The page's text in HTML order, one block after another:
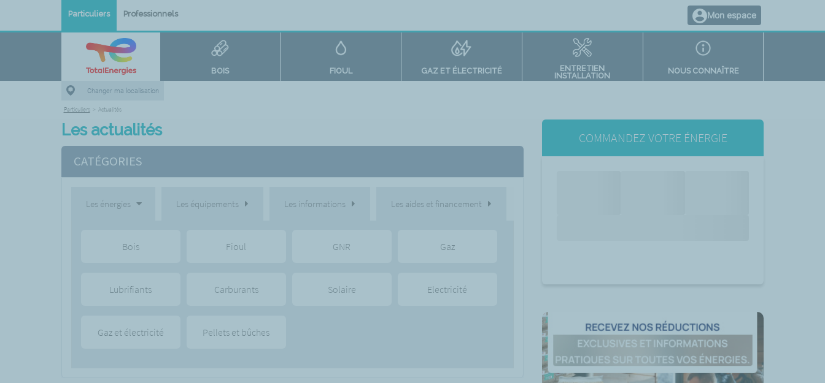
Particuliers Professionnels Mon espace
BOIS FIOUL GAZ ET ÉLECTRICITÉ
ENTRETIEN
INSTALLATION
NOUS CONNAÎTRE
Changer ma localisation
Particuliers > Actualités
Les actualités
CATÉGORIES
Les énergies Les équipements Les informations Les aides et financement
Bois Fioul GNR Gaz
Lubrifiants Carburants Solaire Electricité
Gaz et électricité Pellets et bûches
COMMANDEZ VOTRE ÉNERGIE